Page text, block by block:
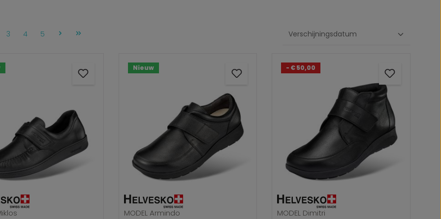
Pagina
3 Pagina
4 Pagina
5
Nieuw
MODEL Armindo
- € 50,00
MODEL Dimitri